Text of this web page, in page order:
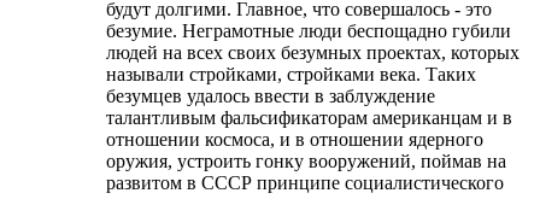
будут долгими. Главное, что совершалось - это
безумие. Неграмотные люди беспощадно губили
людей на всех своих безумных проектах, которых
называли стройками, стройками века. Таких
безумцев удалось ввести в заблуждение
талантливым фальсификаторам американцам и в
отношении космоса, и в отношении ядерного
оружия, устроить гонку вооружений, поймав на
развитом в СССР принципе социалистического